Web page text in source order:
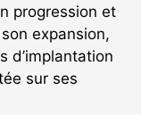
progression et
expansion,
d’implantation
sur ses